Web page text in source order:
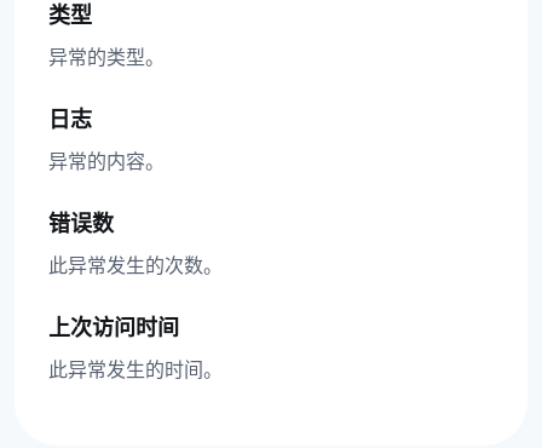
类型
异常的类型。
日志
异常的内容。
错误数
此异常发生的次数。
上次访问时间
此异常发生的时间。